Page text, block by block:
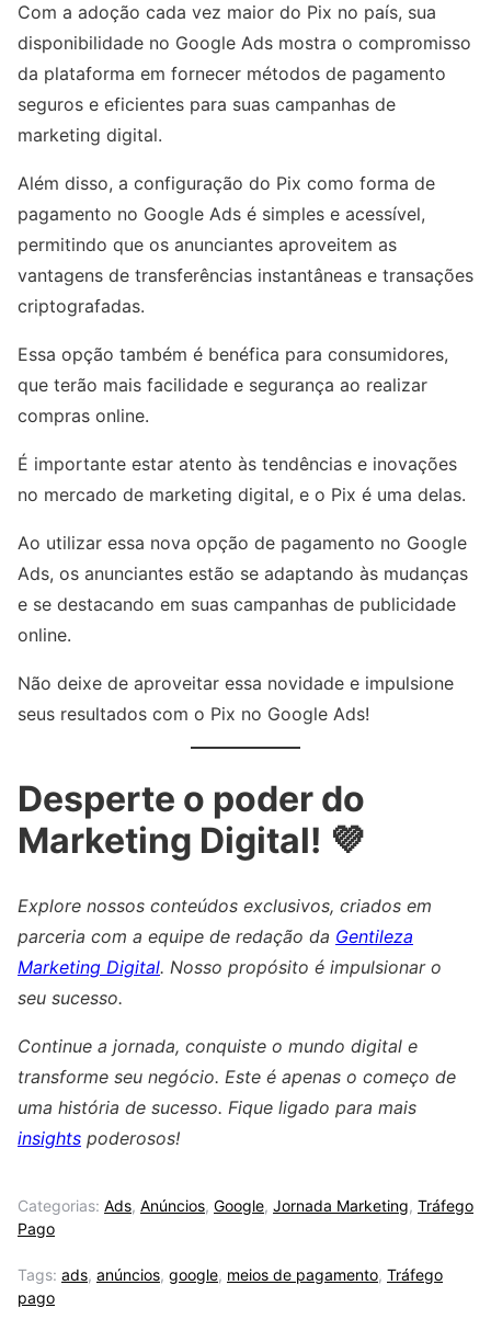
Com a adoção cada vez maior do Pix no país, sua
disponibilidade no Google Ads mostra o compromisso
da plataforma em fornecer métodos de pagamento
seguros e eficientes para suas campanhas de
marketing digital.
Além disso, a configuração do Pix como forma de
pagamento no Google Ads é simples e acessível,
permitindo que os anunciantes aproveitem as
vantagens de transferências instantâneas e transações
criptografadas.
Essa opção também é benéfica para consumidores,
que terão mais facilidade e segurança ao realizar
compras online.
É importante estar atento às tendências e inovações
no mercado de marketing digital, e o Pix é uma delas.
Ao utilizar essa nova opção de pagamento no Google
Ads, os anunciantes estão se adaptando às mudanças
e se destacando em suas campanhas de publicidade
online.
Não deixe de aproveitar essa novidade e impulsione
seus resultados com o Pix no Google Ads!
Desperte o poder do
Marketing Digital! 💜
Explore nossos conteúdos exclusivos, criados em
parceria com a equipe de redação da Gentileza
Marketing Digital. Nosso propósito é impulsionar o
seu sucesso.
Continue a jornada, conquiste o mundo digital e
transforme seu negócio. Este é apenas o começo de
uma história de sucesso. Fique ligado para mais
insights poderosos!
Categorias: Ads, Anúncios, Google, Jornada Marketing, Tráfego
Pago
Tags: ads, anúncios, google, meios de pagamento, Tráfego
pago